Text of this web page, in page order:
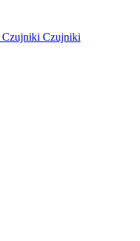
Czujniki Czujniki